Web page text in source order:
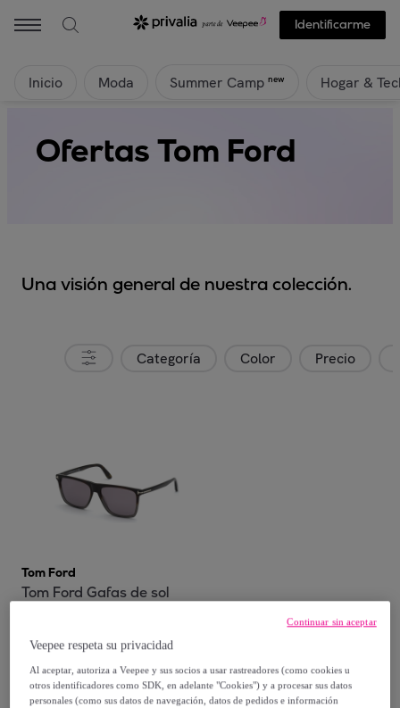
Identificarme
Inicio Moda Summer Camp new Hogar &
Ofertas Tom Ford
Una visión general de nuestra colección.
Categoría Color Precio
Tom Ford
Tom Ford Gafas de sol
234,00 €
308,00 € -24%
Veepee respeta su privacidad
Al aceptar, autoriza a Veepee y sus socios a usar rastreadores (como cookies u
otros identificadores como SDK, en adelante "Cookies") y a procesar sus datos
personales (como sus datos de navegación, datos de pedidos e información
Continuar sin aceptar